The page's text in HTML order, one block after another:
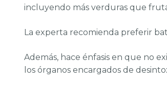
incluyendo más verduras que
La experta recomienda preferir
Además, hace énfasis en que no
los órganos encargados de